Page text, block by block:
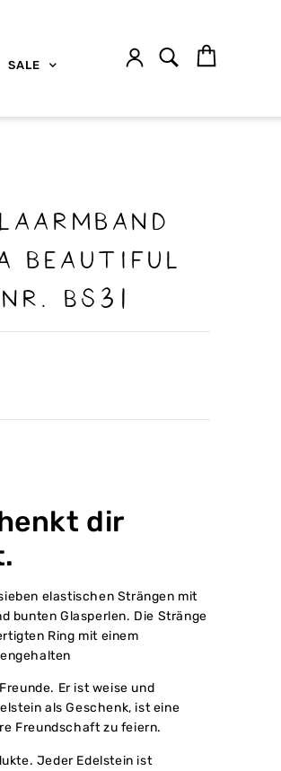
SALE
beautiful
Bs31
dir
elastischen Strängen mit
bunten Glasperlen. Die Stränge
Ring mit einem
Er ist weise und
als Geschenk, ist eine
Freundschaft zu feiern.
Jeder Edelstein ist